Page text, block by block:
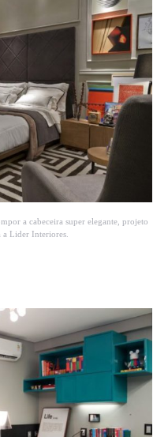
a cabeceira super elegante, projeto
a Lider Interiores.